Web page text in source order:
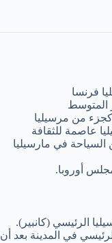
المتوسط
هو متحف وطني تم افتتاحه في 7 يونيو 2013 كجزء من مرسيليا
عاصمة للثقافة
السياحة في مارسيليا
الرئيسي (كانبير).
في المدينة بعد أن